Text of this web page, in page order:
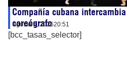
Compañía cubana
coreógrafo
agosto 5, 202620:51
[bcc_tasas_selector]